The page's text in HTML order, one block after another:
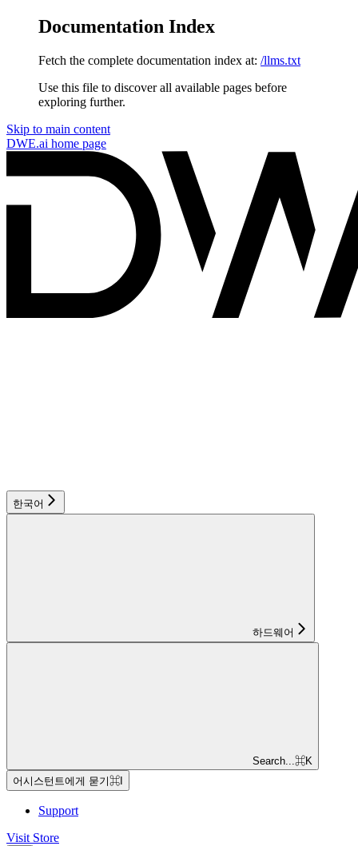
Documentation Index
Fetch the complete documentation index at: /llms.txt
Use this file to discover all available pages before
exploring further.
Skip to main content
DWE.ai home page
한국어
하드웨어
Search...⌘K
어시스턴트에게 묻기⌘
Support
Visit Store